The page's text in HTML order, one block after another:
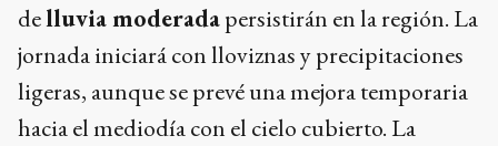
delluvia moderadapersistirán en la región. La
jornada iniciará con lloviznas y precipitaciones
ligeras, aunque se prevé una mejora temporaria
hacia el mediodía con el cielo cubierto. La